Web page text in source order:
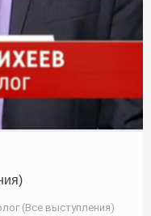
(Все выступления)